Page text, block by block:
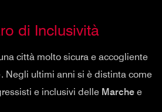
di Inclusività
città molto sicura e accogliente
. Negli ultimi anni si è distinta come
e inclusivi delle Marche e